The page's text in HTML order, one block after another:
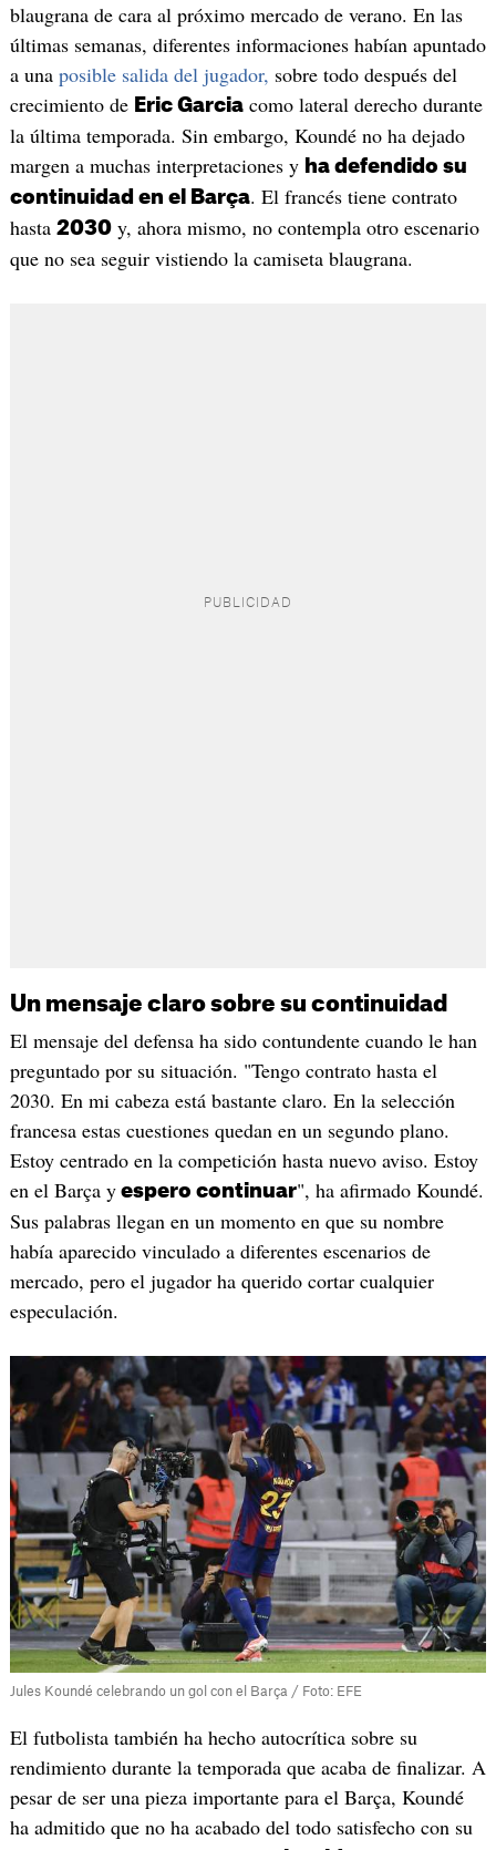
blaugrana de cara al próximo mercado de verano. En las
últimas semanas, diferentes informaciones habían apuntado
a una posible salida del jugador, sobre todo después del
crecimiento de Eric Garciacomo lateral derecho durante
la última temporada. Sin embargo, Koundé no ha dejado
margen a muchas interpretaciones y ha defendido su
continuidad en el Barça. El francés tiene contrato
hasta 2030y, ahora mismo, no contempla otro escenario
que no sea seguir vistiendo la camiseta blaugrana.
Un mensaje claro sobre su continuidad
El mensaje del defensa ha sido contundente cuando le han
preguntado por su situación. "Tengo contrato hasta el
2030. En mi cabeza está bastante claro. En la selección
francesa estas cuestiones quedan en un segundo plano.
Estoy centrado en la competición hasta nuevo aviso. Estoy
en el Barça yespero continuar", ha afirmado Koundé.
Sus palabras llegan en un momento en que su nombre
había aparecido vinculado a diferentes escenarios de
mercado, pero el jugador ha querido cortar cualquier
especulación.
Jules Koundé celebrando un gol con el Barça / Foto: EFE
El futbolista también ha hecho autocrítica sobre su
rendimiento durante la temporada que acaba de finalizar. A
pesar de ser una pieza importante para el Barça, Koundé
ha admitido que no ha acabado del todo satisfecho con su